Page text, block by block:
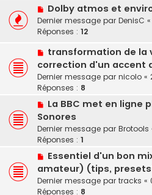
Dolby atmos et
Dernier message par DenisC «
Réponses : 12
transformation de la
correction d'un accent
Dernier message par nicolo «
Réponses : 8
La BBC met en ligne
Sonores
Dernier message par Brotools
Réponses : 1
Essentiel d'un bon
amateur) (tips,
Dernier message par tracks «
Réponses : 8